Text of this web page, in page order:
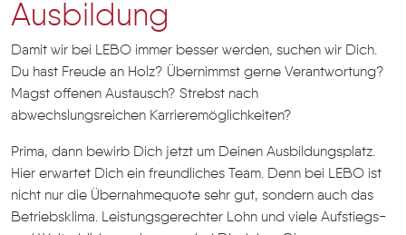
Ausbildung
Damit wir bei LEBO immer besser werden, suchen wir Dich.
Du hast Freude an Holz? Übernimmst gerne Verantwortung?
Magst offenen Austausch? Strebst nach
abwechslungsreichen Karrieremöglichkeiten?
Prima, dann bewirb Dich jetzt um Deinen Ausbildungsplatz.
Hier erwartet Dich ein freundliches Team. Denn bei LEBO ist
nicht nur die Übernahmequote sehr gut, sondern auch das
Betriebsklima. Leistungsgerechter Lohn und viele Aufstiegs-